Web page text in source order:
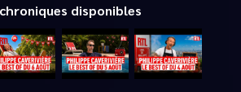
disponibles